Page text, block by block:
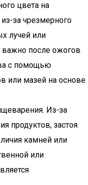
цвета на
за чрезмерного
лучей или
после ожогов
с помощью
или мазей на основе
Из-за
продуктов, застоя
камней или
или